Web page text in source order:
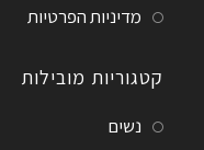
מדיניות הפרטיות
קטגוריות מובילות
נשים